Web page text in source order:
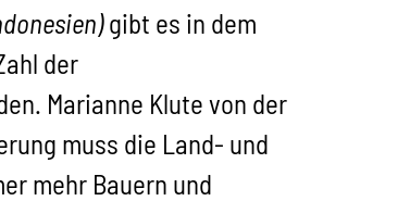
gibt es in dem
der
Marianne Klute von der
muss die Land- und
mehr Bauern und